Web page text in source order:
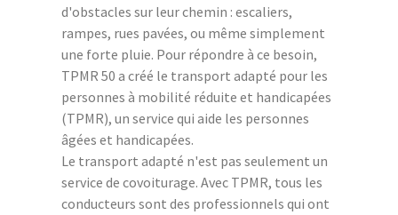
d'obstacles sur leur chemin : escaliers,
rampes, rues pavées, ou même simplement
une forte pluie. Pour répondre à ce besoin,
TPMR 50 a créé le transport adapté pour les
personnes à mobilité réduite et handicapées
(TPMR), un service qui aide les personnes
âgées et handicapées.
Le transport adapté n'est pas seulement un
service de covoiturage. Avec TPMR, tous les
conducteurs sont des professionnels qui ont